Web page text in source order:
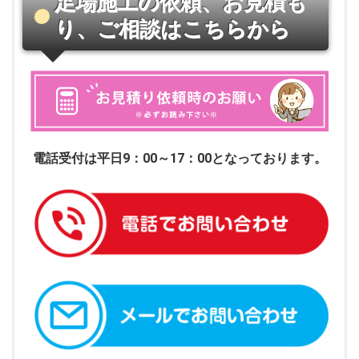
り、ご相談はこちらから
電話受付は平日9：00～17：00となっております。